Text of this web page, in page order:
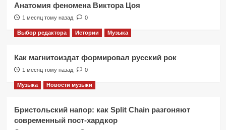
Анатомия феномена Виктора Цоя
1 месяц тому назад 0
Выбор редактора Истории Музыка
Как магнитоиздат формировал русский рок
1 месяц тому назад 0
Музыка Новости музыки
Бристольский напор: как Split Chain разгоняют
современный пост-хардкор